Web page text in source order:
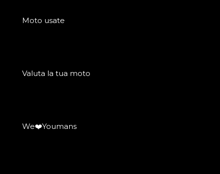
Moto usate
Valuta la tua moto
We❤️Youmans